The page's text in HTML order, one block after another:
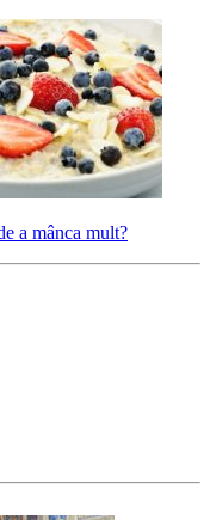
a mânca mult?